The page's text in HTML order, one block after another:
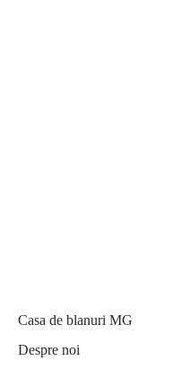
Casa de blanuri MG
Despre noi